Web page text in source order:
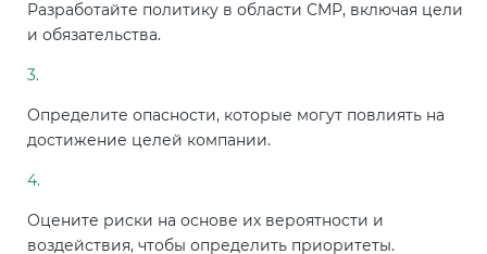
Разработайте политику в области СМР, включая цели
и обязательства.
Определите опасности, которые могут повлиять на
достижение целей компании.
Оцените риски на основе их вероятности и
воздействия, чтобы определить приоритеты.